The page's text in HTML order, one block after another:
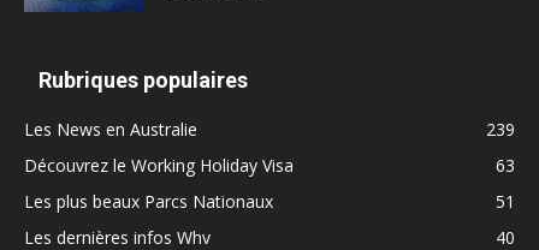
Rubriques populaires
Les News en Australie
239
Découvrez le Working Holiday Visa
63
Les plus beaux Parcs Nationaux
51
Les dernières infos Whv
40